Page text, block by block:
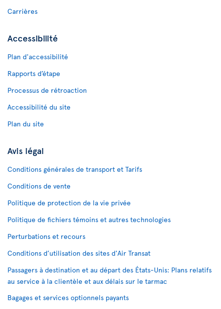
Carrières
Accessibilité
Plan d'accessibilité
Rapports d’étape
Processus de rétroaction
Accessibilité du site
Plan du site
Avis légal
Conditions générales de transport et Tarifs
Conditions de vente
Politique de protection de la vie privée
Politique de fichiers témoins et autres technologies
Perturbations et recours
Conditions d’utilisation des sites d'Air Transat
Passagers à destination et au départ des États-Unis: Plans relatifs
au service à la clientèle et aux délais sur le tarmac
Bagages et services optionnels payants